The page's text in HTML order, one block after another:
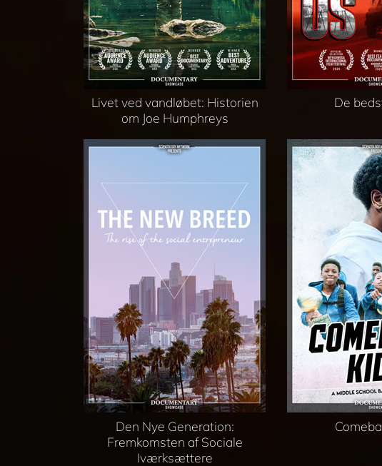
Livet ved vandløbet: Historien
om Joe Humphreys
De
Den Nye Generation:
Fremkomsten af Sociale
Iværksættere